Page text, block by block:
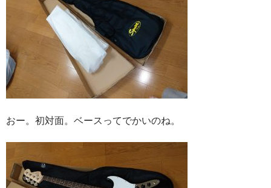
おー。初対面。ベースってでかいのね。